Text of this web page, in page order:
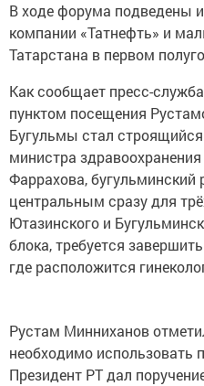
В ходе форума подведены
компании «Татнефть» и
Татарстана в первом
Как сообщает пресс-
пунктом посещения
Бугульмы стал
министра
Фаррахова,
центральным сразу для
Ютазинского и
блока, требуется
где расположится
Рустам Минниханов
необходимо использовать
Президент РТ дал